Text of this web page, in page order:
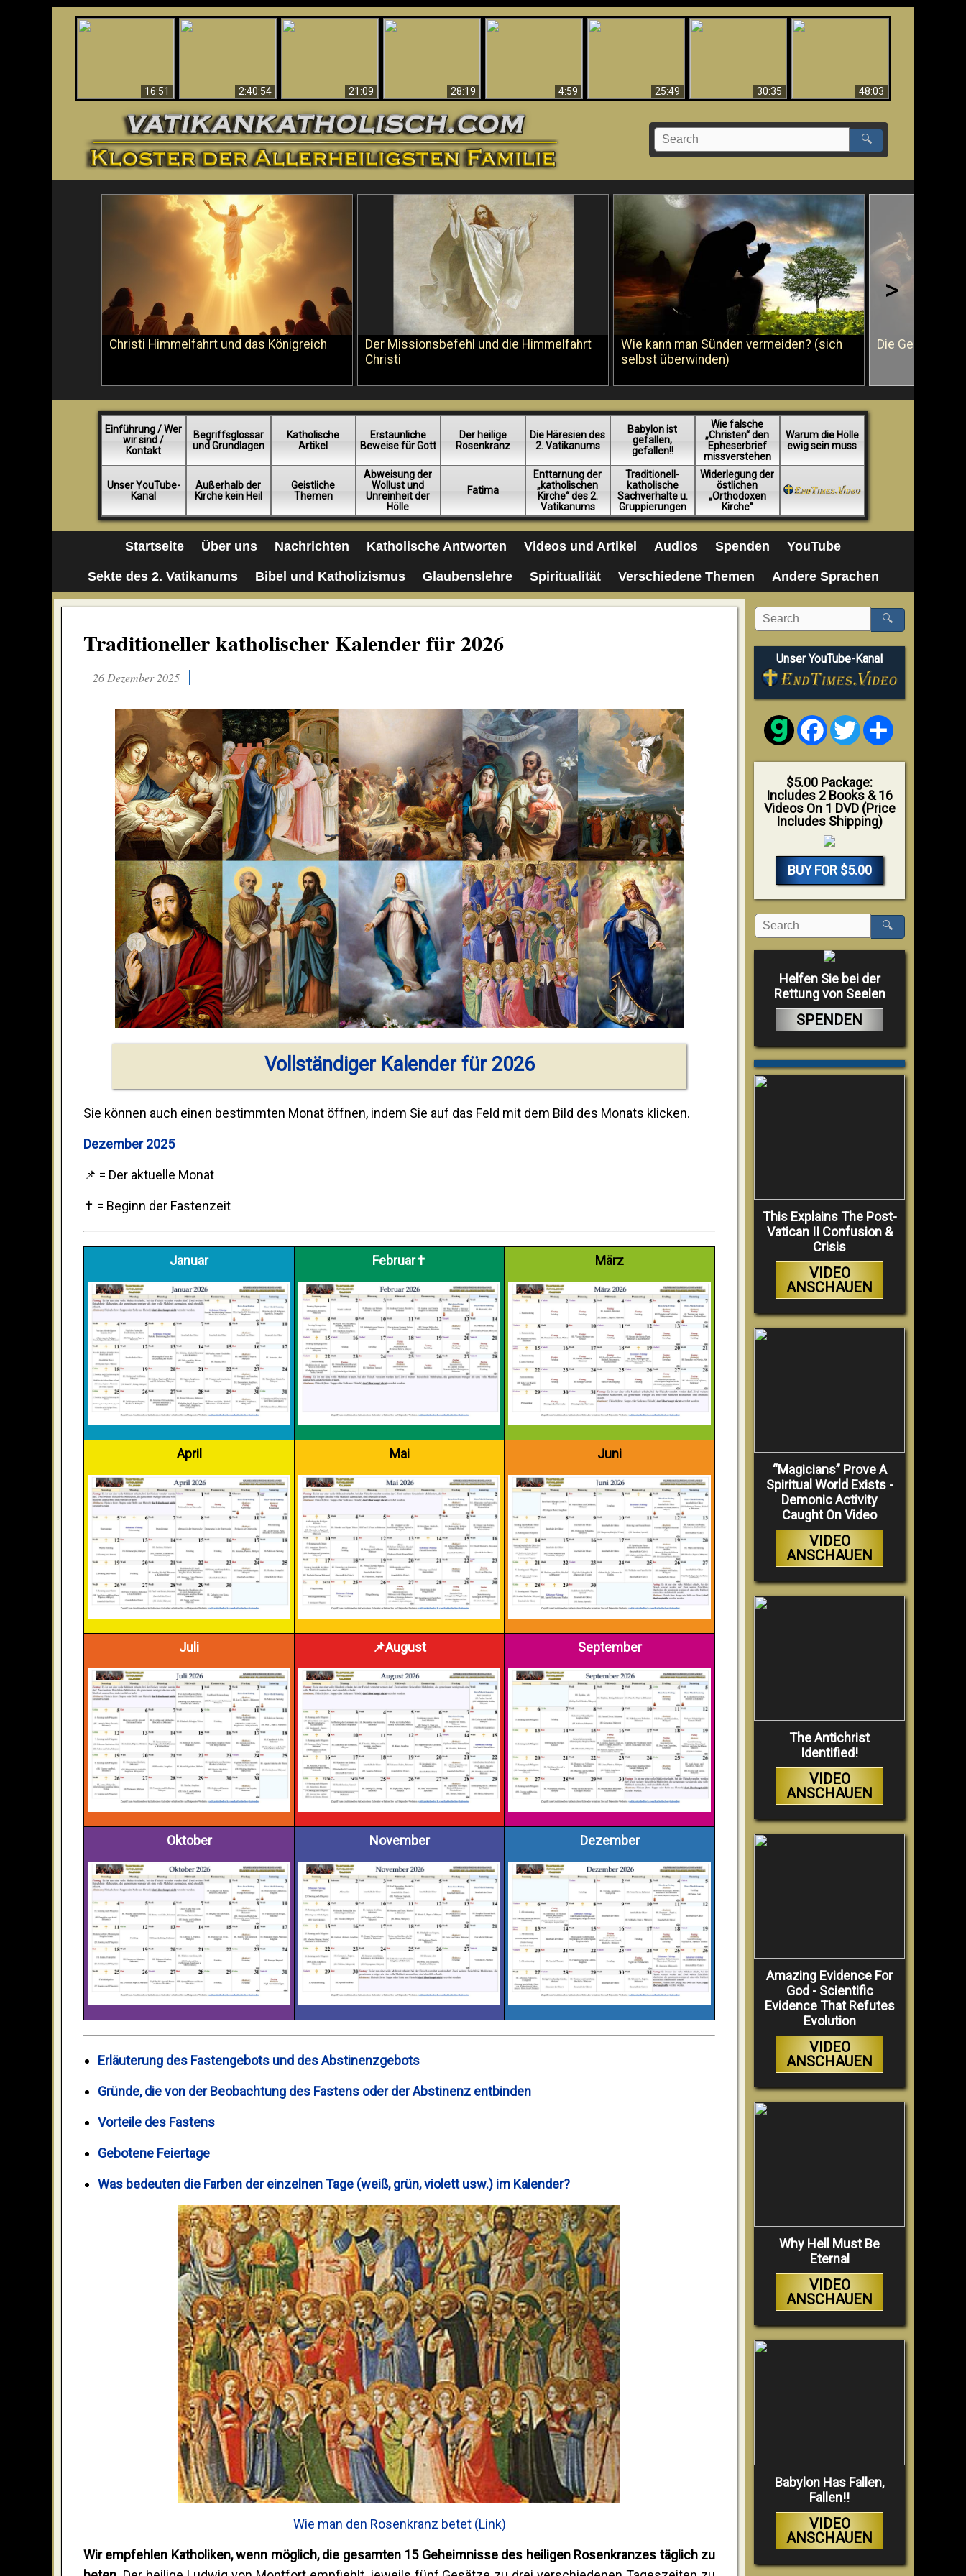
16:51
2:40:54
21:09
28:19
4:59
25:49 30:35
48:03
🔍
Christi Himmelfahrt und das Königreich
Der Missionsbefehl und die Himmelfahrt
Christi
Wie kann man Sünden vermeiden? (sich
selbst überwinden)
Die Geißelung
>
Einführung / Wer
wir sind /
Kontakt
Begriffsglossar
und Grundlagen
Katholische
Artikel
Erstaunliche
Beweise für Gott
Der heilige
Rosenkranz
Die Häresien des
2. Vatikanums
Babylon ist
gefallen,
gefallen!!
Wie falsche
„Christen“ den
Epheserbrief
missverstehen
Warum die Hölle
ewig sein muss
Unser YouTube-
Kanal
Außerhalb der
Kirche kein Heil
Geistliche
Themen
Abweisung der
Wollust und
Unreinheit der
Hölle
Fatima
Enttarnung der
„katholischen
Kirche“ des 2.
Vatikanums
Traditionell-
katholische
Sachverhalte u.
Gruppierungen
Widerlegung der
östlichen
„Orthodoxen
Kirche“
Startseite Über uns Nachrichten Katholische Antworten Videos und Artikel Audios Spenden YouTube
Sekte des 2. Vatikanums Bibel und Katholizismus Glaubenslehre Spiritualität Verschiedene Themen Andere Sprachen
Traditioneller katholischer Kalender für 2026
26 Dezember 2025
Vollständiger Kalender für 2026
Sie können auch einen bestimmten Monat öffnen, indem Sie auf das Feld mit dem Bild des Monats klicken.
Dezember 2025
📌 = Der aktuelle Monat
✝️ = Beginn der Fastenzeit
Januar Februar✝️ März
April Mai Juni
Juli 📌August September
Oktober November Dezember
Erläuterung des Fastengebots und des Abstinenzgebots
Gründe, die von der Beobachtung des Fastens oder der Abstinenz entbinden
Vorteile des Fastens
Gebotene Feiertage
Was bedeuten die Farben der einzelnen Tage (weiß, grün, violett usw.) im Kalender?
Wie man den Rosenkranz betet (Link)
Wir empfehlen Katholiken, wenn möglich, die gesamten 15 Geheimnisse des heiligen Rosenkranzes täglich zu
🔍
Unser YouTube-Kanal
FacebookTwitter
$5.00 Package:
Includes 2 Books & 16
Videos On 1 DVD (Price
Includes Shipping)
BUY FOR $5.00
🔍
Helfen Sie bei der
Rettung von Seelen
SPENDEN
This Explains The Post-
Vatican II Confusion &
Crisis
VIDEO
ANSCHAUEN
“Magicians” Prove A
Spiritual World Exists -
Demonic Activity
Caught On Video
VIDEO
ANSCHAUEN
The Antichrist
Identified!
VIDEO
ANSCHAUEN
Amazing Evidence For
God - Scientific
Evidence That Refutes
Evolution
VIDEO
ANSCHAUEN
Why Hell Must Be
Eternal
VIDEO
ANSCHAUEN
Babylon Has Fallen,
Fallen!!
VIDEO
ANSCHAUEN